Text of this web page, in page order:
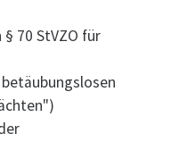
70 StVZO für